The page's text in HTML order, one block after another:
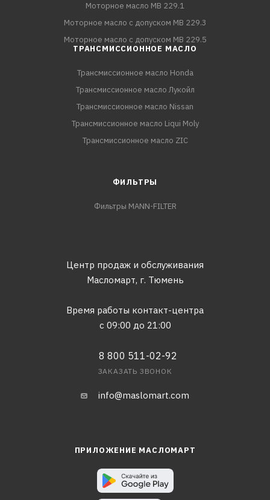
Моторное масло MB 229.1
Моторное масло с допуском MB 229.3
Моторное масло с допуском MB 229.5
ТРАНСМИССИОННОЕ МАСЛО
Трансмиссионное масло Honda
Трансмиссионное масло Лукойл
Трансмиссионное масло Nissan
Трансмиссионное масло Liqui Moly
Трансмиссионное масло ZIC
ФИЛЬТРЫ
Фильтры MANN-FILTER
Центр продаж и обслуживания
Масломарт, г. Тюмень
Время работы контакт-центра
с 09:00 до 21:00
8 800 511-02-92
ЗАКАЗАТЬ ЗВОНОК
info@maslomart.com
ПРИЛОЖЕНИЕ МАСЛОМАРТ